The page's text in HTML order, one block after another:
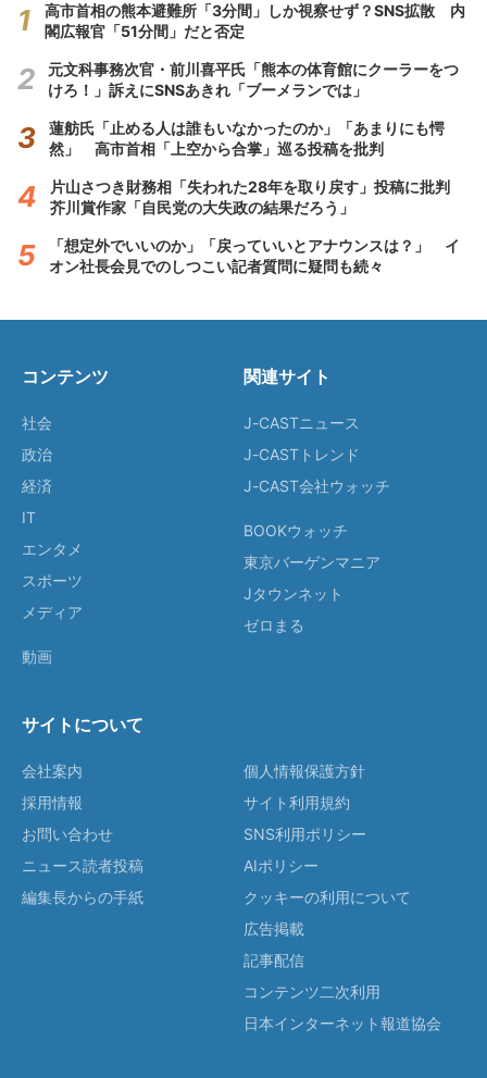
高市首相の熊本避難所「3分間」しか視察せず？SNS拡散 内
閣広報官「51分間」だと否定
元文科事務次官・前川喜平氏「熊本の体育館にクーラーをつ
けろ！」訴えにSNSあきれ「ブーメランでは」
蓮舫氏「止める人は誰もいなかったのか」「あまりにも愕
然」 高市首相「上空から合掌」巡る投稿を批判
片山さつき財務相「失われた28年を取り戻す」投稿に批判
芥川賞作家「自民党の大失政の結果だろう」
「想定外でいいのか」「戻っていいとアナウンスは？」 イ
オン社長会見でのしつこい記者質問に疑問も続々
コンテンツ
社会
政治
経済
IT
エンタメ
スポーツ
メディア
動画
関連サイト
J-CASTニュース
J-CASTトレンド
J-CAST会社ウォッチ
BOOKウォッチ
東京バーゲンマニア
Jタウンネット
ゼロまる
サイトについて
会社案内
採用情報
お問い合わせ
ニュース読者投稿
編集長からの手紙
個人情報保護方針
サイト利用規約
SNS利用ポリシー
AIポリシー
クッキーの利用について
広告掲載
記事配信
コンテンツ二次利用
日本インターネット報道協会